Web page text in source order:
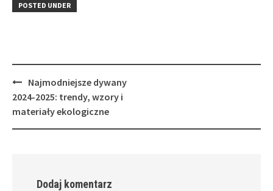
POSTED UNDER
Post
navigation
Najmodniejsze dywany
2024-2025: trendy, wzory i
materiały ekologiczne
Dodaj komentarz